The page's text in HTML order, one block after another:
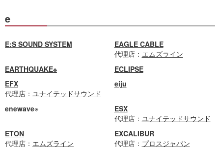
e
E:S SOUND SYSTEM
EAGLE CABLE
代理店： エムズライン
EARTHQUAKE※
ECLIPSE
EFX
代理店： ユナイテッドサウンド
eiju
enewave※
ESX
代理店： ユナイテッドサウンド
ETON
代理店： エムズライン
EXCALIBUR
代理店： プロスジャパン